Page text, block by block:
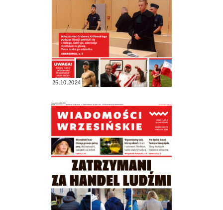
25.10.2024